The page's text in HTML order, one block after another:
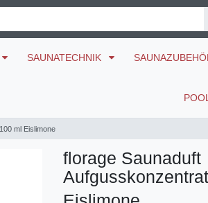
SAUNATECHNIK
ml Eislimone
florage Saunaduft